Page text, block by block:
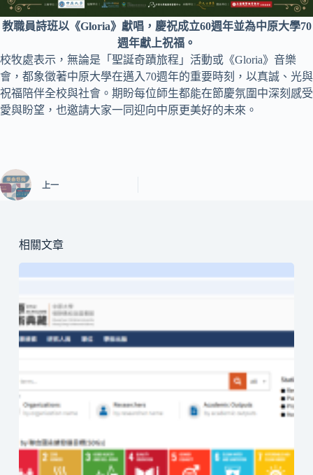
教職員詩班以《Gloria》獻唱，慶祝成立60週年並為中原大學70
週年獻上祝福。
校牧處表示，無論是「聖誕奇蹟旅程」活動或《Gloria》音樂
會，都象徵著中原大學在邁入70週年的重要時刻，以真誠、光與
祝福陪伴全校與社會。期盼每位師生都能在節慶氛圍中深刻感受
愛與盼望，也邀請大家一同迎向中原更美好的未來。
上一
相關文章